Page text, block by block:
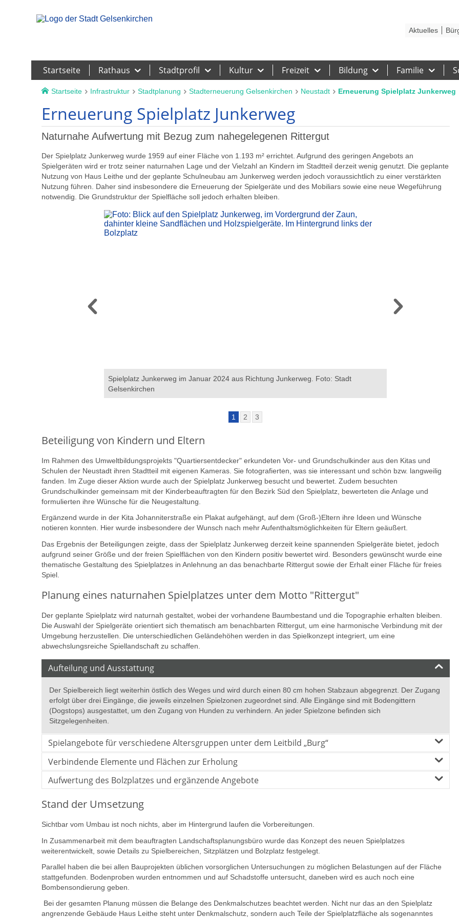
Startseite Rathaus Stadtprofil Kultur Freizeit Bildung Familie
Aktuelles
Startseite Infrastruktur Stadtplanung Stadterneuerung Gelsenkirchen Neustadt Erneuerung Spielplatz Junkerweg
Erneuerung Spielplatz Junkerweg
Naturnahe Aufwertung mit Bezug zum nahegelegenen Rittergut
Der Spielplatz Junkerweg wurde 1959 auf einer Fläche von 1.193 m² errichtet. Aufgrund des geringen Angebots an
Spielgeräten wird er trotz seiner naturnahen Lage und der Vielzahl an Kindern im Stadtteil derzeit wenig genutzt. Die geplante
Nutzung von Haus Leithe und der geplante Schulneubau am Junkerweg werden jedoch voraussichtlich zu einer verstärkten
Nutzung führen. Daher sind insbesondere die Erneuerung der Spielgeräte und des Mobiliars sowie eine neue Wegeführung
notwendig. Die Grundstruktur der Spielfläche soll jedoch erhalten bleiben.
Spielplatz Junkerweg im Januar 2024 aus Richtung Junkerweg. Foto: Stadt
Gelsenkirchen
1 2 3
Beteiligung von Kindern und Eltern
Im Rahmen des Umweltbildungsprojekts "Quartiersentdecker" erkundeten Vor- und Grundschulkinder aus den Kitas und
Schulen der Neustadt ihren Stadtteil mit eigenen Kameras. Sie fotografierten, was sie interessant und schön bzw. langweilig
fanden. Im Zuge dieser Aktion wurde auch der Spielplatz Junkerweg besucht und bewertet. Zudem besuchten
Grundschulkinder gemeinsam mit der Kinderbeauftragten für den Bezirk Süd den Spielplatz, bewerteten die Anlage und
formulierten ihre Wünsche für die Neugestaltung.
Ergänzend wurde in der Kita Johanniterstraße ein Plakat aufgehängt, auf dem (Groß-)Eltern ihre Ideen und Wünsche
notieren konnten. Hier wurde insbesondere der Wunsch nach mehr Aufenthaltsmöglichkeiten für Eltern geäußert.
Das Ergebnis der Beteiligungen zeigte, dass der Spielplatz Junkerweg derzeit keine spannenden Spielgeräte bietet, jedoch
aufgrund seiner Größe und der freien Spielflächen von den Kindern positiv bewertet wird. Besonders gewünscht wurde eine
thematische Gestaltung des Spielplatzes in Anlehnung an das benachbarte Rittergut sowie der Erhalt einer Fläche für freies
Spiel.
Planung eines naturnahen Spielplatzes unter dem Motto "Rittergut"
Der geplante Spielplatz wird naturnah gestaltet, wobei der vorhandene Baumbestand und die Topographie erhalten bleiben.
Die Auswahl der Spielgeräte orientiert sich thematisch am benachbarten Rittergut, um eine harmonische Verbindung mit der
Umgebung herzustellen. Die unterschiedlichen Geländehöhen werden in das Spielkonzept integriert, um eine
abwechslungsreiche Spiellandschaft zu schaffen.
Aufteilung und Ausstattung
Der Spielbereich liegt weiterhin östlich des Weges und wird durch einen 80 cm hohen Stabzaun abgegrenzt. Der Zugang
erfolgt über drei Eingänge, die jeweils einzelnen Spielzonen zugeordnet sind. Alle Eingänge sind mit Bodengittern
(Dogstops) ausgestattet, um den Zugang von Hunden zu verhindern. An jeder Spielzone befinden sich
Sitzgelegenheiten.
Spielangebote für verschiedene Altersgruppen unter dem Leitbild „Burg“
Verbindende Elemente und Flächen zur Erholung
Aufwertung des Bolzplatzes und ergänzende Angebote
Stand der Umsetzung
Sichtbar vom Umbau ist noch nichts, aber im Hintergrund laufen die Vorbereitungen.
In Zusammenarbeit mit dem beauftragten Landschaftsplanungsbüro wurde das Konzept des neuen Spielplatzes
weiterentwickelt, sowie Details zu Spielbereichen, Sitzplätzen und Bolzplatz festgelegt.
Parallel haben die bei allen Bauprojekten üblichen vorsorglichen Untersuchungen zu möglichen Belastungen auf der Fläche
stattgefunden. Bodenproben wurden entnommen und auf Schadstoffe untersucht, daneben wird es auch noch eine
Bombensondierung geben.
Bei der gesamten Planung müssen die Belange des Denkmalschutzes beachtet werden. Nicht nur das an den Spielplatz
angrenzende Gebäude Haus Leithe steht unter Denkmalschutz, sondern auch Teile der Spielplatzfläche als sogenanntes